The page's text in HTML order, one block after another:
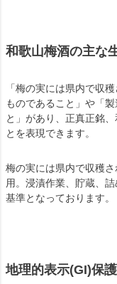
和歌山梅酒の主な
「梅の実には県内で収
ものであること」や「
と」があり、正真正銘
とを表現できます。
梅の実には県内で収穫
用。浸漬作業、貯蔵、
基準となっております。
地理的表示(GI)保